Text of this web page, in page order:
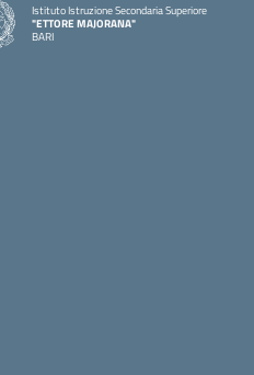
Istituto Istruzione Secondaria Superiore
"ETTORE MAJORANA"
BARI